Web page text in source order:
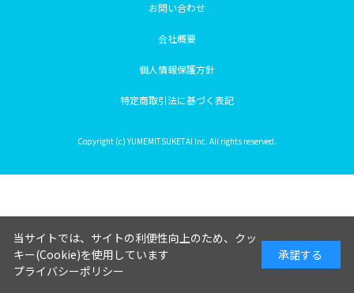
お問い合わせ
会社概要
個人情報保護方針
特定商取引法に基づく表記
Copyright (c) YUMEMITSUKETAI Inc. All rights reserved.
当サイトでは、サイトの利便性向上のため、クッ
キー(Cookie)を使用しています
プライバシーポリシー
承諾する